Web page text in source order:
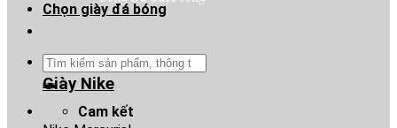
Tìm
kiếm:
Cam kết
Chọn giày đá bóng
Giày Nike